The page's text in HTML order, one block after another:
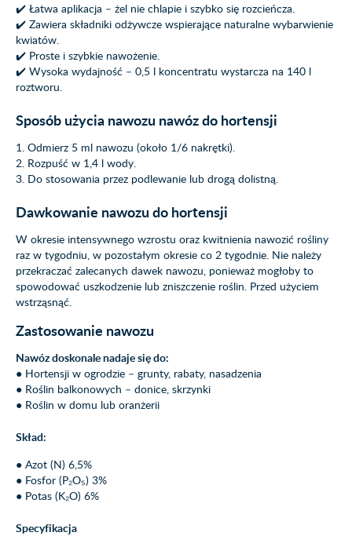
✔️ Łatwa aplikacja – żel nie chlapie i szybko się rozcieńcza.
✔️ Zawiera składniki odżywcze wspierające naturalne wybarwienie
kwiatów.
✔️ Proste i szybkie nawożenie.
✔️ Wysoka wydajność – 0,5 l koncentratu wystarcza na 140 l
roztworu.
Sposób użycia nawozu nawóz do hortensji
1. Odmierz 5 ml nawozu (około 1/6 nakrętki).
2. Rozpuść w 1,4 l wody.
3. Do stosowania przez podlewanie lub drogą dolistną.
Dawkowanie nawozu do hortensji
W okresie intensywnego wzrostu oraz kwitnienia nawozić rośliny
raz w tygodniu, w pozostałym okresie co 2 tygodnie. Nie należy
przekraczać zalecanych dawek nawozu, ponieważ mogłoby to
spowodować uszkodzenie lub zniszczenie roślin. Przed użyciem
wstrząsnąć.
Zastosowanie nawozu
Nawóz doskonale nadaje się do:
● Hortensji w ogrodzie – grunty, rabaty, nasadzenia
● Roślin balkonowych – donice, skrzynki
● Roślin w domu lub oranżerii
Skład:
● Azot (N) 6,5%
● Fosfor (P₂O₅) 3%
● Potas (K₂O) 6%
Specyfikacja